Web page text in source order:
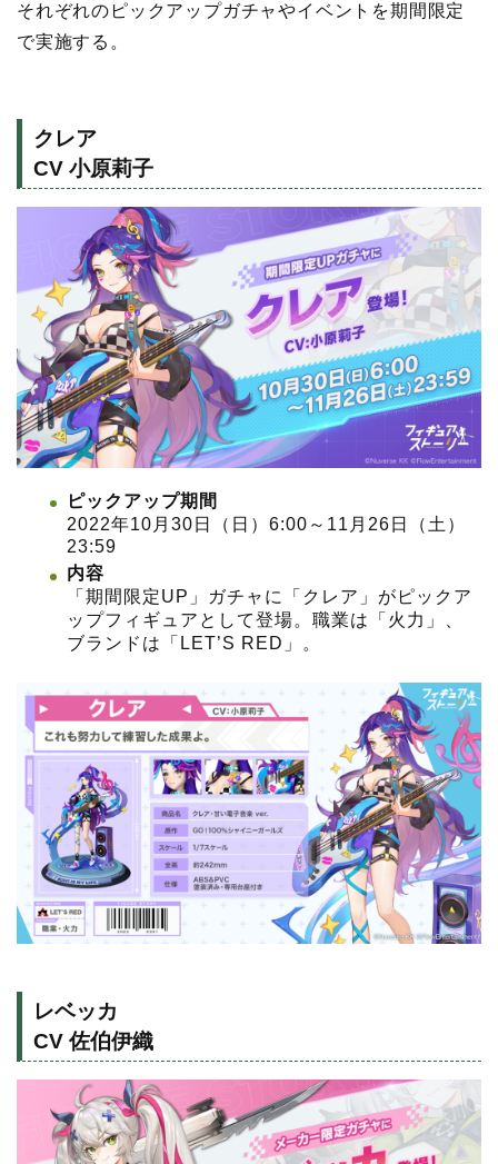
それぞれのピックアップガチャやイベントを期間限定
で実施する。
クレア
CV 小原莉子
ピックアップ期間
2022年10月30日（日）6:00～11月26日（土）
23:59
内容
「期間限定UP」ガチャに「クレア」がピックア
ップフィギュアとして登場。職業は「火力」、
ブランドは「LET’S RED」。
レベッカ
CV 佐伯伊織